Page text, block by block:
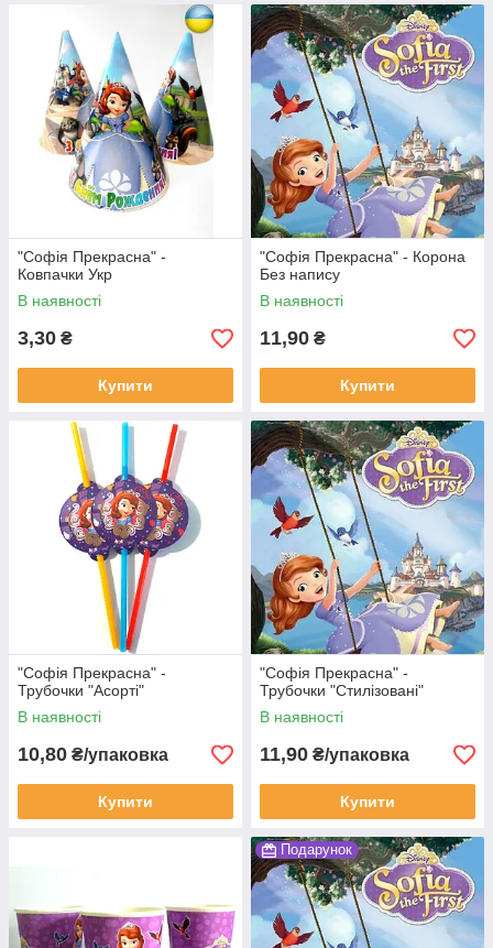
"Софія Прекрасна" -
Ковпачки Укр
В наявності
3,30 ₴
Купити
"Софія Прекрасна" - Корона
Без напису
В наявності
11,90 ₴
Купити
"Софія Прекрасна" -
Трубочки "Асорті"
В наявності
10,80 ₴/упаковка
Купити
"Софія Прекрасна" -
Трубочки "Стилізовані"
В наявності
11,90 ₴/упаковка
Купити
Подарунок